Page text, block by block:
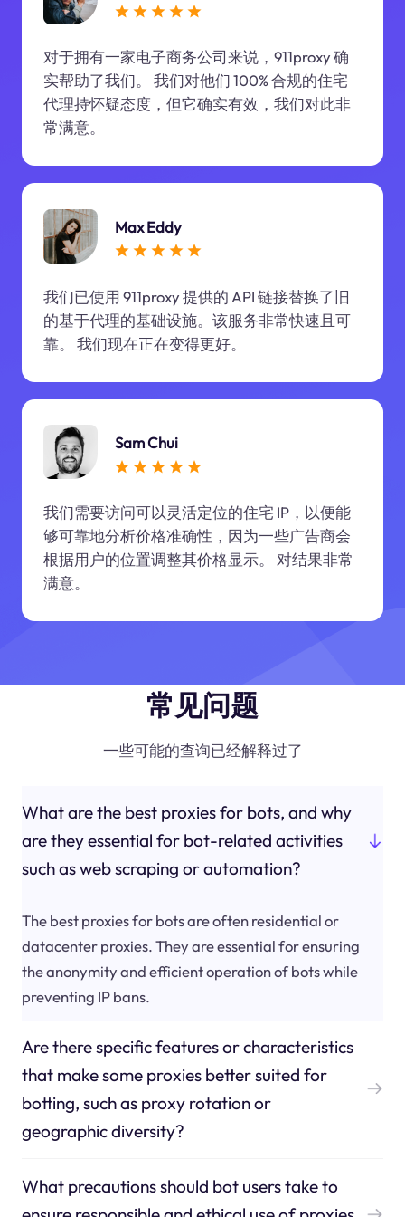
对于拥有一家电子商务公司来说，911proxy 确
实帮助了我们。 我们对他们 100% 合规的住宅
代理持怀疑态度，但它确实有效，我们对此非
常满意。
Max Eddy
我们已使用 911proxy 提供的 API 链接替换了旧
的基于代理的基础设施。该服务非常快速且可
靠。 我们现在正在变得更好。
Sam Chui
我们需要访问可以灵活定位的住宅 IP，以便能
够可靠地分析价格准确性，因为一些广告商会
根据用户的位置调整其价格显示。 对结果非常
满意。
常见问题
一些可能的查询已经解释过了
What are the best proxies for bots, and why
are they essential for bot-related activities
such as web scraping or automation?
The best proxies for bots are often residential or
datacenter proxies. They are essential for ensuring
the anonymity and efficient operation of bots while
preventing IP bans.
Are there specific features or characteristics
that make some proxies better suited for
botting, such as proxy rotation or
geographic diversity?
What precautions should bot users take to